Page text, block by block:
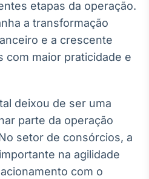
funcionalidades
Broadcast
displays e telas
Broadcast
Curadoria
Curadoria de
etapas da operação.
a transformação
e a crescente
com maior praticidade e
deixou de ser uma
parte da operação
setor de consórcios, a
na agilidade
com o